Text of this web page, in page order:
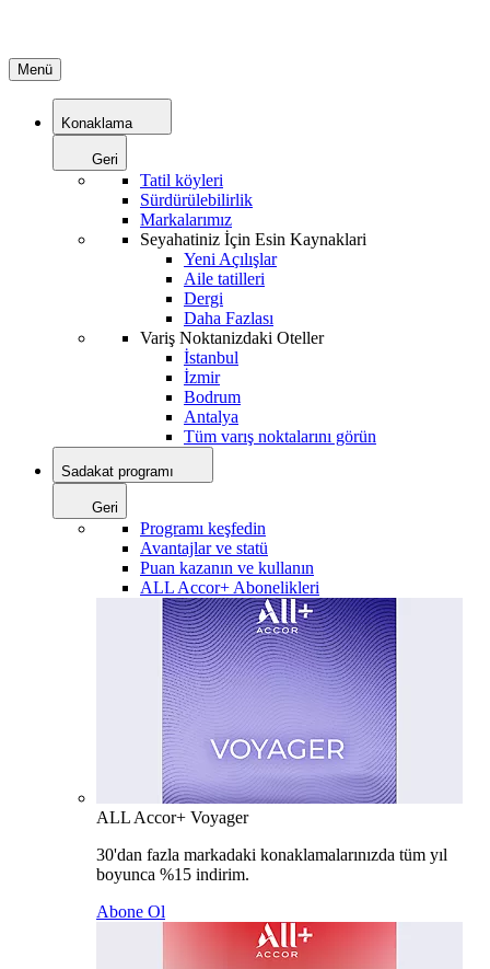
Menü
Konaklama
Geri
Tatil köyleri
Sürdürülebilirlik
Markalarımız
Seyahatiniz İçin Esin Kaynaklari
Yeni Açılışlar
Aile tatilleri
Dergi
Daha Fazlası
Variş Noktanizdaki Oteller
İstanbul
İzmir
Bodrum
Antalya
Tüm varış noktalarını görün
Sadakat programı
Geri
Programı keşfedin
Avantajlar ve statü
Puan kazanın ve kullanın
ALL Accor+ Abonelikleri
ALL Accor+ Voyager
30'dan fazla markadaki konaklamalarınızda tüm yıl
boyunca %15 indirim.
Abone Ol